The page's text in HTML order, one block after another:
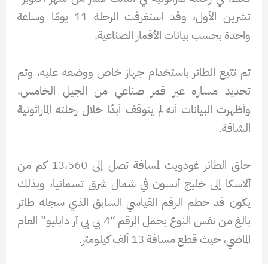
تشرين الأول، وقد استغرقت الرحلة 11 يومًا وساعة
واحدة بحسب بيانات الأقمار الصناعية.
تم تتبع الطائر باستخدام جهاز خاص ووضعه عليه، وتم
تحديد مساره عبر قمر صناعي من الجيل الخامس،
وأظهرت البيانات أنه لم يتوقف أبدًا خلال رحلته الماراثونية
الشاقة.
حلق الطائر غودويت لمسافة تصل إلى 13،560 كم من
ألاسكا إلى خليج أنسون في شمال شرق تسمانيا، وبذلك
يكون قد حطم الرقم القياسي السابق الذي سجله طائر
بالغ من نفس النوع يحمل الرقم “4 بي بي آر دابليو” العام
الماضي، حيث قطع مسافة 13 ألف كيلومتر.